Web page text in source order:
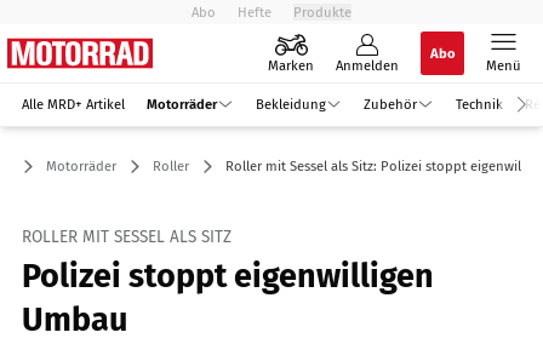
Abo Hefte Produkte
Marken Anmelden
Abo
Menü
Alle MRD+ Artikel Motorräder Bekleidung Zubehör Technik
Motorräder Roller Roller mit Sessel als Sitz: Polizei stoppt
ROLLER MIT SESSEL ALS SITZ
Polizei stoppt eigenwilligen
Umbau